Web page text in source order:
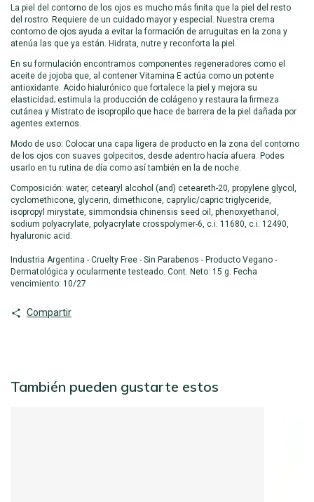
La piel del contorno de los ojos es mucho más finita que la piel del resto
del rostro. Requiere de un cuidado mayor y especial. Nuestra crema
contorno de ojos ayuda a evitar la formación de arruguitas en la zona y
atenúa las que ya están. Hidrata, nutre y reconforta la piel.
En su formulación encontramos componentes regeneradores como el
aceite de jojoba que, al contener Vitamina E actúa como un potente
antioxidante. Acido hialurónico que fortalece la piel y mejora su
elasticidad; estimula la producción de colágeno y restaura la firmeza
cutánea y Mistrato de isopropilo que hace de barrera de la piel dañada por
agentes externos.
Modo de uso: Colocar una capa ligera de producto en la zona del contorno
de los ojos con suaves golpecitos, desde adentro hacía afuera. Podes
usarlo en tu rutina de día como así también en la de noche.
Composición: water, cetearyl alcohol (and) ceteareth-20, propylene glycol,
cyclomethicone, glycerin, dimethicone, caprylic/capric triglyceride,
isopropyl mirystate, simmondsia chinensis seed oil, phenoxyethanol,
sodium polyacrylate, polyacrylate crosspolymer-6, c.i. 11680, c.i. 12490,
hyaluronic acid.
Industria Argentina - Cruelty Free - Sin Parabenos - Producto Vegano -
Dermatológica y ocularmente testeado. Cont. Neto: 15 g. Fecha
vencimiento: 10/27
Compartir
También pueden gustarte estos